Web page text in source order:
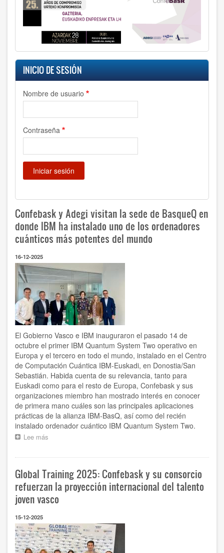
INICIO DE SESIÓN
Nombre de usuario
Contraseña
Confebask y Adegi visitan la sede de BasqueQ en
donde IBM ha instalado uno de los ordenadores
cuánticos más potentes del mundo
16-12-2025
El Gobierno Vasco e IBM inauguraron el pasado 14 de
octubre el primer IBM Quantum System Two operativo en
Europa y el tercero en todo el mundo, instalado en el Centro
de Computación Cuántica IBM-Euskadi, en Donostia/San
Sebastián. Habida cuenta de su relevancia, tanto para
Euskadi como para el resto de Europa, Confebask y sus
organizaciones miembro han mostrado interés en conocer
de primera mano cuáles son las principales aplicaciones
prácticas de la alianza IBM-BasQ, así como del recién
instalado ordenador cuántico IBM Quantum System Two.
Lee más
visitan
sede
de
donde
IBM
ha
Global Training 2025: Confebask y su consorcio
refuerzan la proyección internacional del talento
joven vasco
15-12-2025